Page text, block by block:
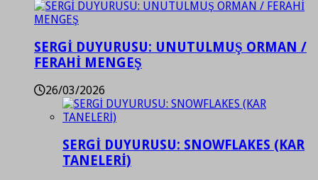
SERGİ DUYURUSU: UNUTULMUŞ ORMAN /
FERAHİ MENGEŞ
26/03/2026
SERGİ DUYURUSU: SNOWFLAKES (KAR
TANELERİ)